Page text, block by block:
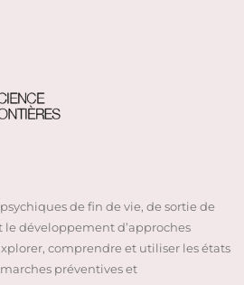
de fin de vie, de sortie de
le développement d’approches
comprendre et utiliser les états
préventives et